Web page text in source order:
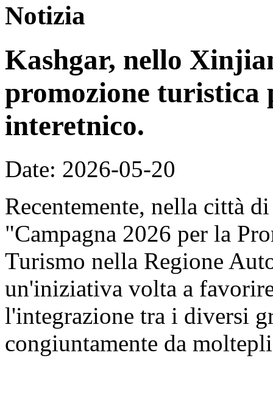
Notizia
Kashgar, nello
promozione turistica
interetnico.
Date: 2026-05-20
Recentemente, nella città
"Campagna 2026 per la
Turismo nella Regione
un'iniziativa volta a
l'integrazione tra i diversi
congiuntamente da